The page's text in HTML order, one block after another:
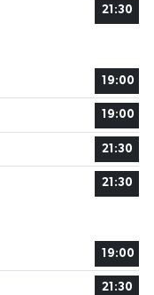
21:30
19:00
19:00
21:30
21:30
19:00
21:30